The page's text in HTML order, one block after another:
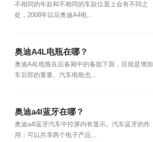
不相同的年款和不相同的车款位置上会有不同之
处，2008年以后奥迪A4电...
奥迪A4L电瓶在哪？
奥迪A4L电瓶在后备厢中的备胎下面，目就是增加
车后部的重量。汽车电瓶也...
奥迪a4l蓝牙在哪？
奥迪a4l蓝牙汽车中控屏内有显示。汽车蓝牙的作
用：可以共享两个电子产品...